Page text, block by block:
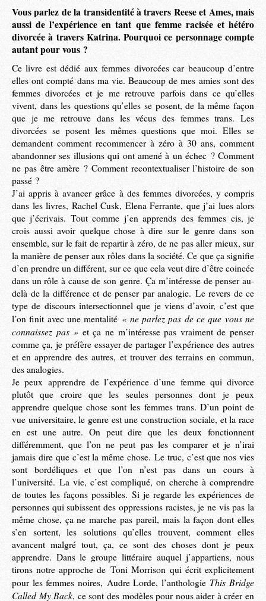
Vous parlez de la transidentité à travers Reese et Ames, mais
aussi de l’expérience en tant que femme racisée et hétéro
divorcée à travers Katrina. Pourquoi ce personnage compte
autant pour vous ?
Ce livre est dédié aux femmes divorcées car beaucoup d’entre
elles ont compté dans ma vie. Beaucoup de mes amies sont des
femmes divorcées et je me retrouve parfois dans ce qu’elles
vivent, dans les questions qu’elles se posent, de la même façon
que je me retrouve dans les vécus des femmes trans. Les
divorcées se posent les mêmes questions que moi. Elles se
demandent comment recommencer à zéro à 30 ans, comment
abandonner ses illusions qui ont amené à un échec ? Comment
ne pas être amère ? Comment recontextualiser l’histoire de son
passé ?
J’ai appris à avancer grâce à des femmes divorcées, y compris
dans les livres, Rachel Cusk, Elena Ferrante, que j’ai lues alors
que j’écrivais. Tout comme j’en apprends des femmes cis, je
crois aussi avoir quelque chose à dire sur le genre dans son
ensemble, sur le fait de repartir à zéro, de ne pas aller mieux, sur
la manière de penser aux rôles dans la société. Ce que ça signifie
d’en prendre un différent, sur ce que cela veut dire d’être coincée
dans un rôle à cause de son genre. Ça m’intéresse de penser au-
delà de la différence et de penser par analogie. Le revers de ce
type de discours intersectionnel que je viens d’avoir, c’est que
l’on finit avec une mentalité « ne parlez pas de ce que vous ne
connaissez pas » et ça ne m’intéresse pas vraiment de penser
comme ça, je préfère essayer de partager l’expérience des autres
et en apprendre des autres, et trouver des terrains en commun,
des analogies.
Je peux apprendre de l’expérience d’une femme qui divorce
plutôt que croire que les seules personnes dont je peux
apprendre quelque chose sont les femmes trans. D’un point de
vue universitaire, le genre est une construction sociale, et la race
en est une autre. On peut dire que les deux fonctionnent
différemment, que l’on ne peut pas les comparer et je n’irai
jamais dire que c’est la même chose. Le truc, c’est que nos vies
sont bordéliques et que l’on n’est pas dans un cours à
l’université. La vie, c’est compliqué, on cherche à comprendre
de toutes les façons possibles. Si je regarde les expériences de
personnes qui subissent des oppressions racistes, je ne vis pas la
même chose, ça ne marche pas pareil, mais la façon dont elles
s’en sortent, les solutions qu’elles trouvent, comment elles
avancent malgré tout, ça, ce sont des choses dont je peux
apprendre. Dans le groupe littéraire auquel j’appartiens, nous
tirons notre approche de Toni Morrison qui écrit explicitement
pour les femmes noires, Audre Lorde, l’anthologie This Bridge
Called My Back, ce sont des modèles pour nous aider à créer en